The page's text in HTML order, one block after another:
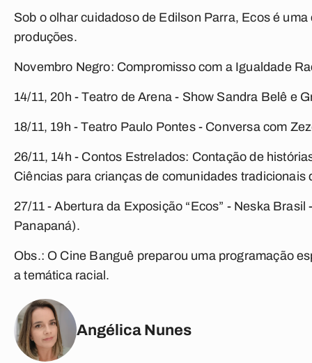
Sob o olhar cuidadoso de Edilson Parra, Ecos é
produções.
Novembro Negro: Compromisso com a Igualdade
14/11, 20h - Teatro de Arena - Show Sandra Belê e
18/11, 19h - Teatro Paulo Pontes - Conversa com
26/11, 14h - Contos Estrelados: Contação de
Ciências para crianças de comunidades
27/11 - Abertura da Exposição “Ecos” - Neska
Panapaná).
Obs.: O Cine Banguê preparou uma programação
a temática racial.
Angélica Nunes